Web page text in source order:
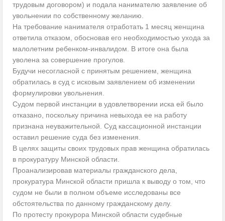
трудовым договором) и подала нанимателю заявление об
увольнении по собственному желанию.
На требование нанимателя отработать 1 месяц женщина
ответила отказом, обосновав его необходимостью ухода за
малолетним ребенком-инвалидом. В итоге она была
уволена за совершение прогулов.
Будучи несогласной с принятым решением, женщина
обратилась в суд с исковым заявлением об изменении
формулировки увольнения.
Судом первой инстанции в удовлетворении иска ей было
отказано, поскольку причина невыхода ее на работу
признана неуважительной. Суд кассационной инстанции
оставил решение суда без изменения.
В целях защиты своих трудовых прав женщина обратилась
в прокуратуру Минской области.
Проанализировав материалы гражданского дела,
прокуратура Минской области пришла к выводу о том, что
судом не были в полном объеме исследованы все
обстоятельства по данному гражданскому делу.
По протесту прокурора Минской области судебные